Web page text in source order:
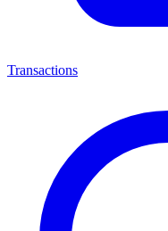
Transactions